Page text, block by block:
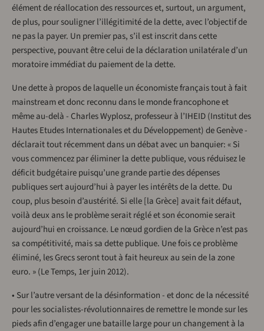
élément de réallocation des ressources et, surtout, un argument,
de plus, pour souligner l’illégitimité de la dette, avec l’objectif de
ne pas la payer. Un premier pas, s’il est inscrit dans cette
perspective, pouvant être celui de la déclaration unilatérale d’un
moratoire immédiat du paiement de la dette.
Une dette à propos de laquelle un économiste français tout à fait
mainstream et donc reconnu dans le monde francophone et
même au-delà - Charles Wyplosz, professeur à l’IHEID (Institut des
Hautes Etudes Internationales et du Développement) de Genève -
déclarait tout récemment dans un débat avec un banquier: « Si
vous commencez par éliminer la dette publique, vous réduisez le
déficit budgétaire puisqu’une grande partie des dépenses
publiques sert aujourd’hui à payer les intérêts de la dette. Du
coup, plus besoin d’austérité. Si elle [la Grèce] avait fait défaut,
voilà deux ans le problème serait réglé et son économie serait
aujourd’hui en croissance. Le nœud gordien de la Grèce n’est pas
sa compétitivité, mais sa dette publique. Une fois ce problème
éliminé, les Grecs seront tout à fait heureux au sein de la zone
euro. » (Le Temps, 1er juin 2012).
• Sur l’autre versant de la désinformation - et donc de la nécessité
pour les socialistes-révolutionnaires de remettre le monde sur les
pieds afin d’engager une bataille large pour un changement à la